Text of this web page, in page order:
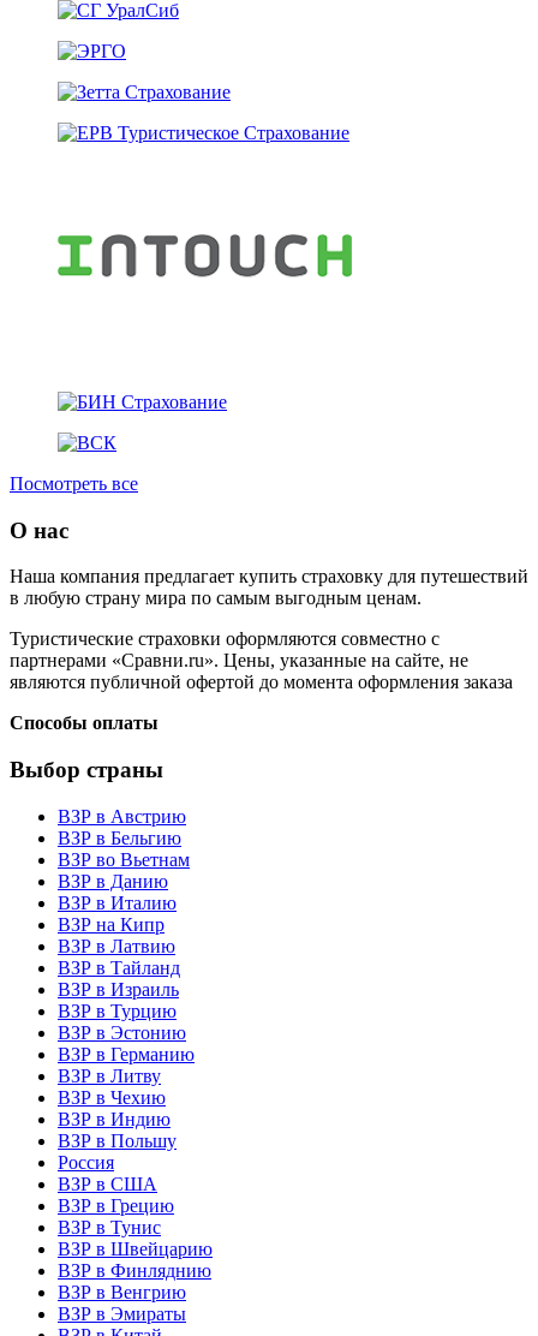
Посмотреть все
О нас
Наша компания предлагает купить страховку для путешествий
в любую страну мира по самым выгодным ценам.
Туристические страховки оформляются совместно с
партнерами «Сравни.ru». Цены, указанные на сайте, не
являются публичной офертой до момента оформления заказа
Способы оплаты
Выбор страны
ВЗР в Австрию
ВЗР в Бельгию
ВЗР во Вьетнам
ВЗР в Данию
ВЗР в Италию
ВЗР на Кипр
ВЗР в Латвию
ВЗР в Тайланд
ВЗР в Израиль
ВЗР в Турцию
ВЗР в Эстонию
ВЗР в Германию
ВЗР в Литву
ВЗР в Чехию
ВЗР в Индию
ВЗР в Польшу
Россия
ВЗР в США
ВЗР в Грецию
ВЗР в Тунис
ВЗР в Швейцарию
ВЗР в Финляднию
ВЗР в Венгрию
ВЗР в Эмираты